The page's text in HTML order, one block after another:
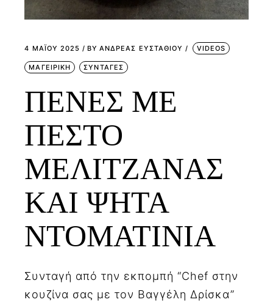
4 ΜΑΪ́ΟΥ 2025 BY ΑΝΔΡΕΑΣ ΕΥΣΤΑΘΙΟΥ VIDEOS
ΜΑΓΕΙΡΙΚΗ ΣΥΝΤΑΓΕΣ
ΠΕΝΕΣ ΜΕ
ΠΕΣΤΟ
ΜΕΛΙΤΖΑΝΑΣ
ΚΑΙ ΨΗΤΑ
ΝΤΟΜΑΤΙΝΙΑ
Συνταγή από την εκπομπή “Chef στην
κουζίνα σας με τον Βαγγέλη Δρίσκα”